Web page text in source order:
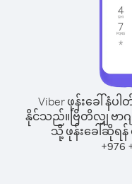
Viber ဖုန်းခေါ်နံ
နိုင်သည်။ ဗြိတိလျှ ဗာ
သို့ ဖုန်းခေါ်ဆိုရန်
+976